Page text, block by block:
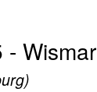
- Wismar